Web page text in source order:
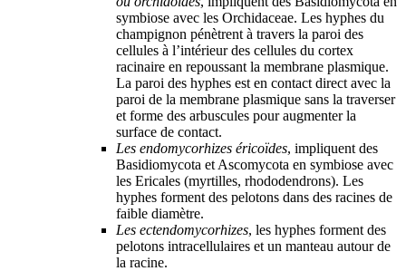
symbiose avec les Orchidaceae. Les hyphes du
champignon pénètrent à travers la paroi des
cellules à l’intérieur des cellules du cortex
racinaire en repoussant la membrane plasmique.
La paroi des hyphes est en contact direct avec la
paroi de la membrane plasmique sans la traverser
et forme des arbuscules pour augmenter la
surface de contact.
Les endomycorhizes éricoïdes, impliquent des
Basidiomycota et Ascomycota en symbiose avec
les Ericales (myrtilles, rhododendrons). Les
hyphes forment des pelotons dans des racines de
faible diamètre.
Les ectendomycorhizes, les hyphes forment des
pelotons intracellulaires et un manteau autour de
la racine.